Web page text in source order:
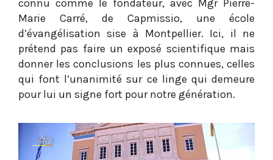
connu comme le fondateur, avec Mgr Pierre-
Marie Carré, de Capmissio, une école
d’évangélisation sise à Montpellier. Ici, il ne
prétend pas faire un exposé scientifique mais
donner les conclusions les plus connues, celles
qui font l’unanimité sur ce linge qui demeure
pour lui un signe fort pour notre génération.